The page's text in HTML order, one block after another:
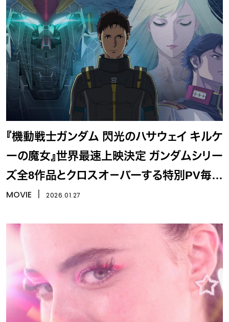
『機動戦士ガンダム 閃光のハサウェイ キルケ
ーの魔女』世界最速上映決定 ガンダムシリー
ズ全8作品とクロスオ－バーする特別PV毎日
公開
MOVIE 2026.01.27